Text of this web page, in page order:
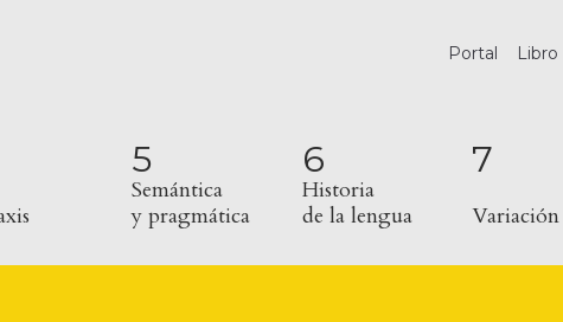
Portal Libro
5
Semántica
y pragmática
6
Historia
de la lengua
7
Variación